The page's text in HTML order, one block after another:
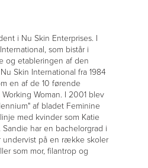
i Nu Skin Enterprises. I
som bistår i
og etableringen af den
Skin International fra 1984
en af de 10 førende
Woman. I 2001 blev
af bladet Feminine
med kvinder som Katie
har en bachelorgrad i
undervist på en række skoler
som mor, filantrop og